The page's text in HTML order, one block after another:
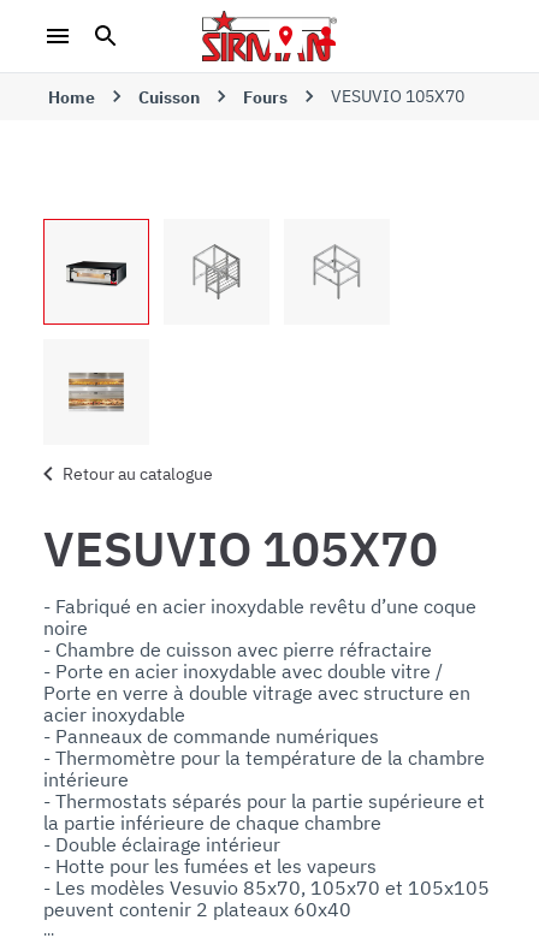
Home Cuisson Fours VESUVIO 105X70
Retour au catalogue
VESUVIO 105X70
- Fabriqué en acier inoxydable revêtu d’une coque
noire
- Chambre de cuisson avec pierre réfractaire
- Porte en acier inoxydable avec double vitre /
Porte en verre à double vitrage avec structure en
acier inoxydable
- Panneaux de commande numériques
- Thermomètre pour la température de la chambre
intérieure
- Thermostats séparés pour la partie supérieure et
la partie inférieure de chaque chambre
- Double éclairage intérieur
- Hotte pour les fumées et les vapeurs
- Les modèles Vesuvio 85x70, 105x70 et 105x105
peuvent contenir 2 plateaux 60x40
En option :